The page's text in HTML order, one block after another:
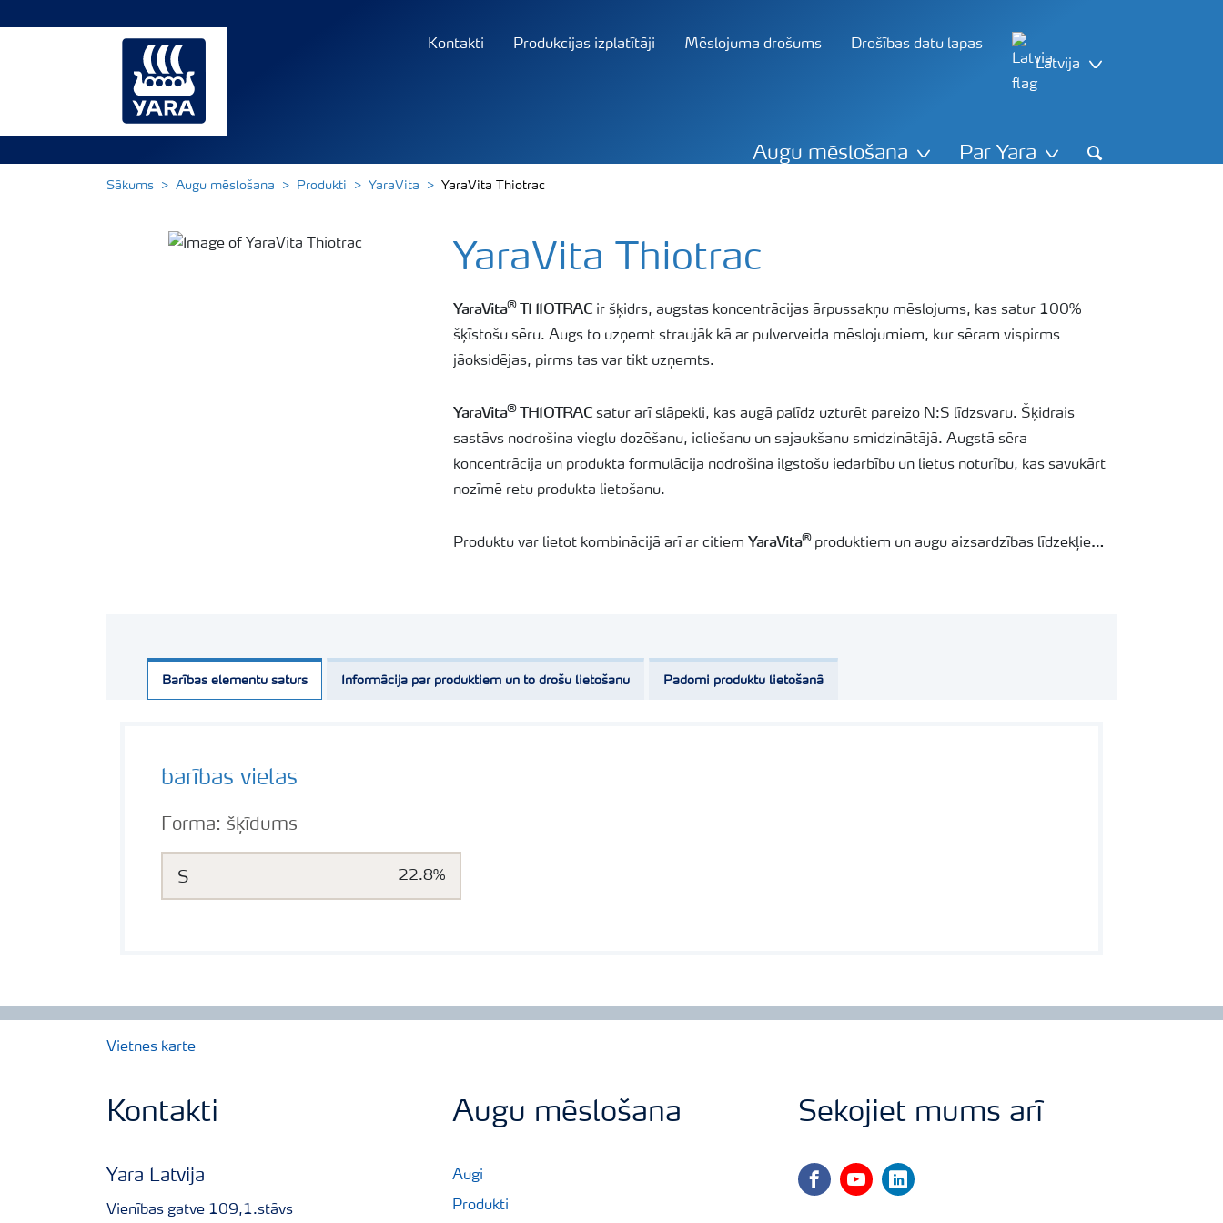
Kontakti Produkcijas izplatītāji Mēslojuma drošums
Drošības datu lapas
Latvija
Augu mēslošana Par Yara
Sākums Augu mēslošana Produkti YaraVita YaraVita Thiotrac
YaraVita Thiotrac
YaraVita®THIOTRAC ir šķidrs, augstas koncentrācijas ārpussakņu mēslojums, kas satur 100%
šķīstošu sēru. Augs to uzņemt straujāk kā ar pulverveida mēslojumiem, kur sēram vispirms
jāoksidējas, pirms tas var tikt uzņemts.
YaraVita®THIOTRAC satur arī slāpekli, kas augā palīdz uzturēt pareizo N:S līdzsvaru. Šķidrais
sastāvs nodrošina vieglu dozēšanu, ieliešanu un sajaukšanu smidzinātājā. Augstā sēra
koncentrācija un produkta formulācija nodrošina ilgstošu iedarbību un lietus noturību, kas savukārt
nozīmē retu produkta lietošanu.
Produktu var lietot kombinācijā arī ar citiem YaraVita®produktiem un augu aizsardzības līdzekļiem,
Piemērots visu kultūraugu, kam ir paaugstināta vajadzība pēc sēra ārpussakņu mēslošanai – eļļas
10 L
Ražots:
Barības elementu saturs Informācija par produktiem un to drošu lietošanu Padomi produktu lietošanā
barības vielas
S 22.8%
Forma: šķīdums
Vietnes karte
Kontakti
Yara Latvija
Vienības gatve 109,1.stāvs
Augu mēslošana
Augi
Produkti
Sekojiet mums arī
facebookyoutubelinkedin